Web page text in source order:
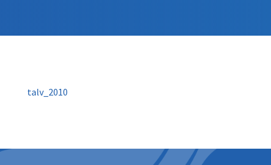
talv_2010